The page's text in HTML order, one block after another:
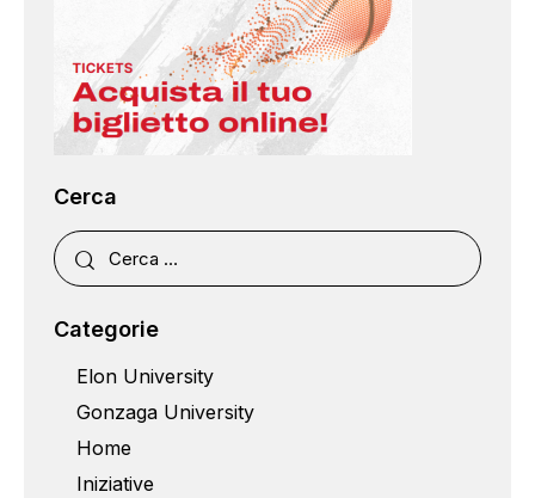
Cerca
Categorie
Elon University
Gonzaga University
Home
Iniziative